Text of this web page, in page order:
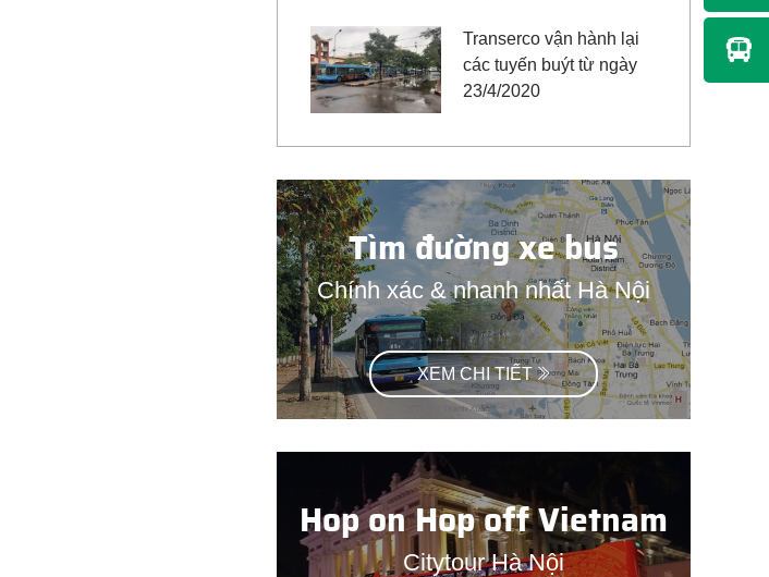
Transerco vận hành lại
các tuyến buýt từ ngày
23/4/2020
Tìm đường xe bus
Chính xác & nhanh nhất Hà Nội
XEM CHI TIẾT
Hop on Hop off Vietnam
Citytour Hà Nội